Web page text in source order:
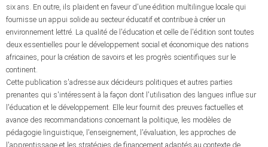
six ans. En outre, ils plaident en faveur d'une édition multilingue locale qui
fournisse un appui solide au secteur éducatif et contribue à créer un
environnement lettré. La qualité de l'éducation et celle de l'édition sont toutes
deux essentielles pour le développement social et économique des nations
africaines, pour la création de savoirs et les progrès scientifiques sur le
continent.
Cette publication s'adresse aux décideurs politiques et autres parties
prenantes qui s'intéressent à la façon dont l'utilisation des langues influe sur
l'éducation et le développement. Elle leur fournit des preuves factuelles et
avance des recommandations concernant la politique, les modèles de
pédagogie linguistique, l'enseignement, l'évaluation, les approches de
l'apprentissage et les stratégies de financement adaptés au contexte de